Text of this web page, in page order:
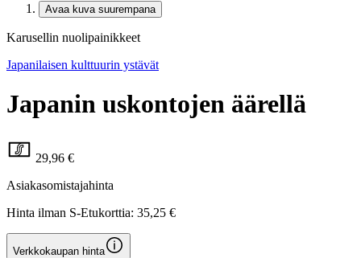
Avaa kuva suurempana
Karusellin nuolipainikkeet
Japanilaisen kulttuurin ystävät
Japanin uskontojen äärellä
29,96 €
Asiakasomistajahinta
Hinta ilman S-Etukorttia: 35,25 €
Verkkokaupan hinta